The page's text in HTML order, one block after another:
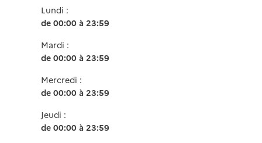
Lundi :
de 00:00 à 23:59
Mardi :
de 00:00 à 23:59
Mercredi :
de 00:00 à 23:59
Jeudi :
de 00:00 à 23:59